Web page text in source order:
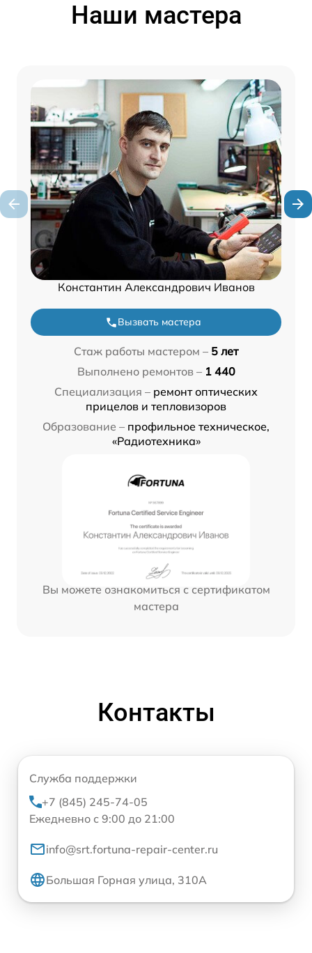
Наши мастера
Константин Александрович Иванов
Вызвать мастера
Стаж работы мастером – 5 лет
Выполнено ремонтов – 1 440
Специализация – ремонт оптических
прицелов и тепловизоров
Образование – профильное техническое,
«Радиотехника»
Вы можете ознакомиться с сертификатом
мастера
Контакты
Служба поддержки
+7 (845) 245-74-05
Ежедневно с 9:00 до 21:00
info@srt.fortuna-repair-center.ru
Большая Горная улица, 310А